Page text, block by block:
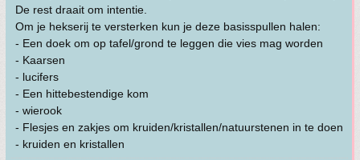
De rest draait om intentie.
Om je hekserij te versterken kun je deze basisspullen halen:
- Een doek om op tafel/grond te leggen die vies mag worden
- Kaarsen
- lucifers
- Een hittebestendige kom
- wierook
- Flesjes en zakjes om kruiden/kristallen/natuurstenen in te doen
- kruiden en kristallen